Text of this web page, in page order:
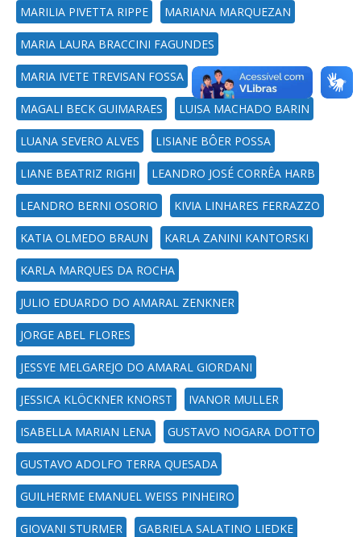
MARILIA PIVETTA RIPPE MARIANA MARQUEZAN
MARIA LAURA BRACCINI FAGUNDES
MARIA IVETE TREVISAN FOSSA
MAGALI BECK GUIMARAES LUISA MACHADO BARIN
LUANA SEVERO ALVES LISIANE BÔER POSSA
LIANE BEATRIZ RIGHI LEANDRO JOSÉ CORRÊA HARB
LEANDRO BERNI OSORIO KIVIA LINHARES FERRAZZO
KATIA OLMEDO BRAUN KARLA ZANINI KANTORSKI
KARLA MARQUES DA ROCHA
JULIO EDUARDO DO AMARAL ZENKNER
JORGE ABEL FLORES
JESSYE MELGAREJO DO AMARAL GIORDANI
JESSICA KLÖCKNER KNORST IVANOR MULLER
ISABELLA MARIAN LENA GUSTAVO NOGARA DOTTO
GUSTAVO ADOLFO TERRA QUESADA
GUILHERME EMANUEL WEISS PINHEIRO
GIOVANI STURMER GABRIELA SALATINO LIEDKE